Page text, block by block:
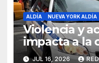
ALDÍA NUEVA YORK ALDÍA
Violencia y
impacta a la
dominicana
JUL 16, 2026